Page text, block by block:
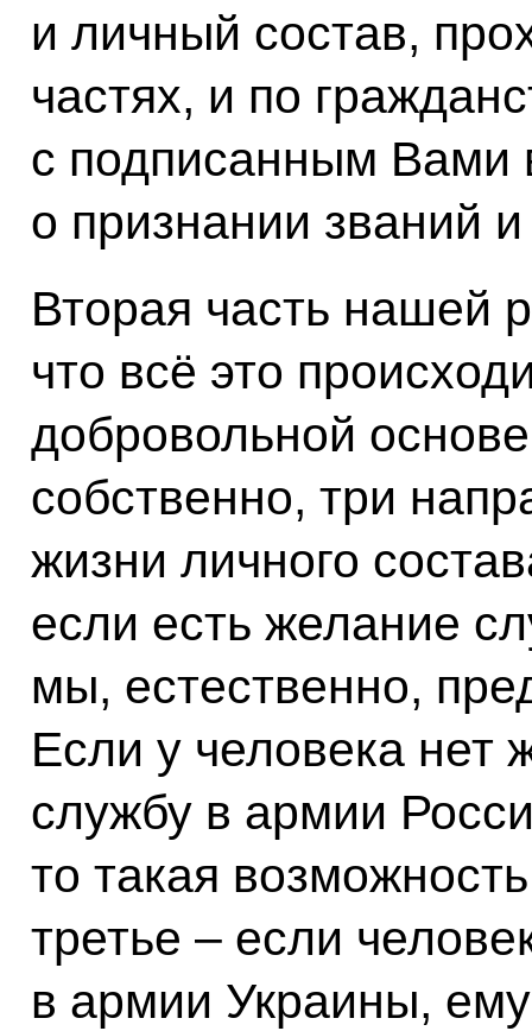
и личный состав,
частях, и по
с подписанным Вами
о признании званий
Вторая часть нашей
что всё это
добровольной
собственно, три
жизни личного
если есть желание
мы, естественно,
Если у человека нет
службу в армии
то такая
третье – если
в армии Украины,